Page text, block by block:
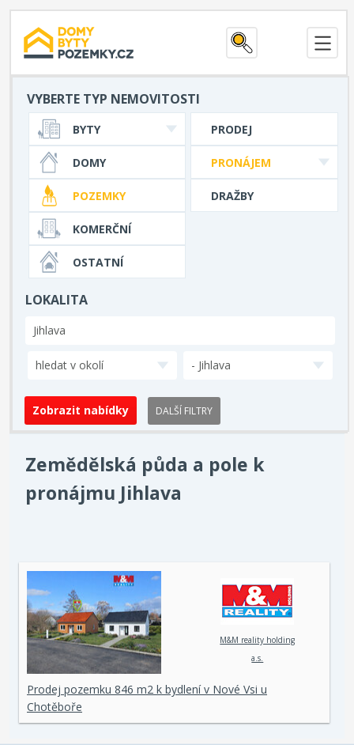
VYBERTE TYP NEMOVITOSTI
PRODEJ
PRONÁJEM
DRAŽBY
BYTY
DOMY
POZEMKY
KOMERČNÍ
OSTATNÍ
LOKALITA
hledat v okolí - Jihlava
DALŠÍ FILTRY
Zemědělská půda a pole k
pronájmu Jihlava
M&M reality holding
a.s.
Prodej pozemku 846 m2 k bydlení v Nové Vsi u
Chotěboře